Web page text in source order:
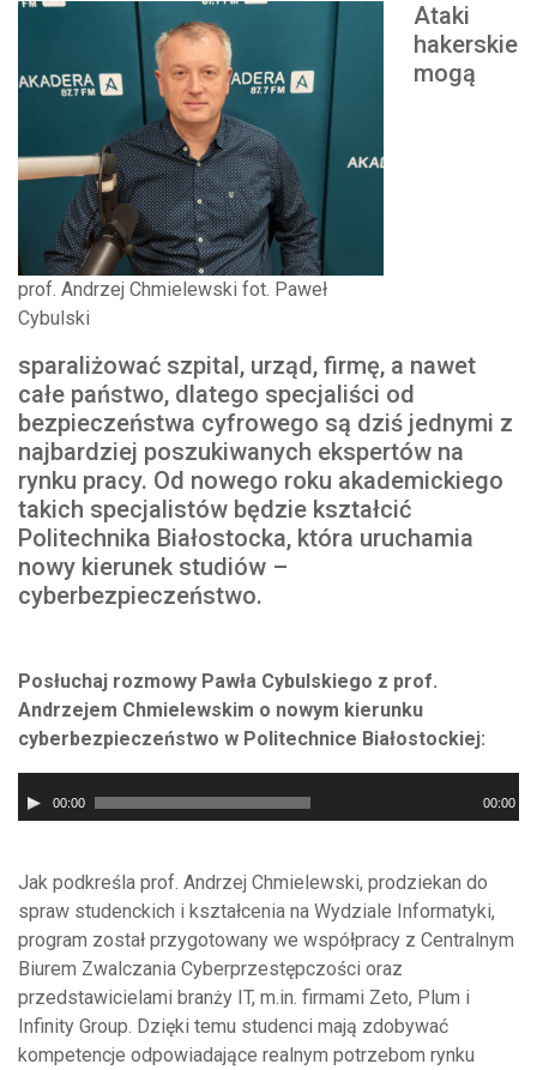
prof. Andrzej Chmielewski fot. Paweł
Cybulski
Ataki
hakerskie
mogą
sparaliżować szpital, urząd, firmę, a nawet
całe państwo, dlatego specjaliści od
bezpieczeństwa cyfrowego są dziś jednymi z
najbardziej poszukiwanych ekspertów na
rynku pracy. Od nowego roku akademickiego
takich specjalistów będzie kształcić
Politechnika Białostocka, która uruchamia
nowy kierunek studiów –
cyberbezpieczeństwo.
Posłuchaj rozmowy Pawła Cybulskiego z prof.
Andrzejem Chmielewskim o nowym kierunku
cyberbezpieczeństwo w Politechnice Białostockiej:
plików00:00 00:00
Jak podkreśla prof. Andrzej Chmielewski, prodziekan do
spraw studenckich i kształcenia na Wydziale Informatyki,
program został przygotowany we współpracy z Centralnym
Biurem Zwalczania Cyberprzestępczości oraz
przedstawicielami branży IT, m.in. firmami Zeto, Plum i
Infinity Group. Dzięki temu studenci mają zdobywać
kompetencje odpowiadające realnym potrzebom rynku